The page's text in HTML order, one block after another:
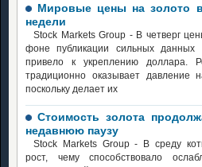
Мировые цены на золото
недели
Stock Markets Group - В четверг
фоне публикации сильных
привело к укреплению доллара.
традиционно оказывает давление
поскольку делает их
Стоимость золота
недавнюю паузу
Stock Markets Group - В среду
рост, чему способствовало